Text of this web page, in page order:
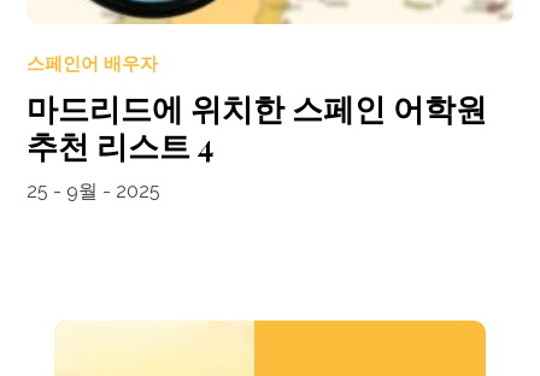
스페인어 배우자
마드리드에 위치한 스페인 어학원
추천 리스트 4
25 - 9월 - 2025